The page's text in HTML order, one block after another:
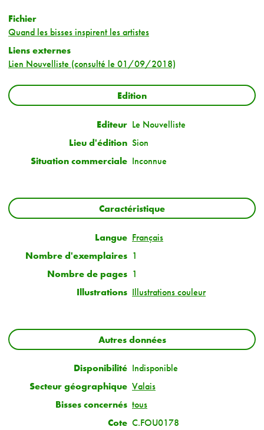
Fichier
Quand les bisses inspirent les artistes
Liens externes
Lien Nouvelliste (consulté le 01/09/2018)
Edition
Editeur Le Nouvelliste
Lieu d'édition Sion
Situation commerciale Inconnue
Caractéristique
Langue Français
Nombre d'exemplaires 1
Nombre de pages 1
Illustrations Illustrations couleur
Autres données
Disponibilité Indisponible
Secteur géographique Valais
Bisses concernés tous
Cote C.FOU0178